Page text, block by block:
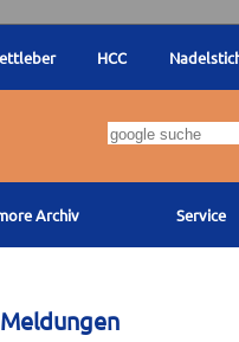
Meldungen
HCC
Archiv Service